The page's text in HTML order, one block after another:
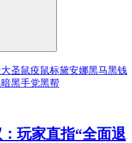
圣鼠疫鼠标黛安娜黑马黑钱
黑手党黑帮
玩家直指“全面退